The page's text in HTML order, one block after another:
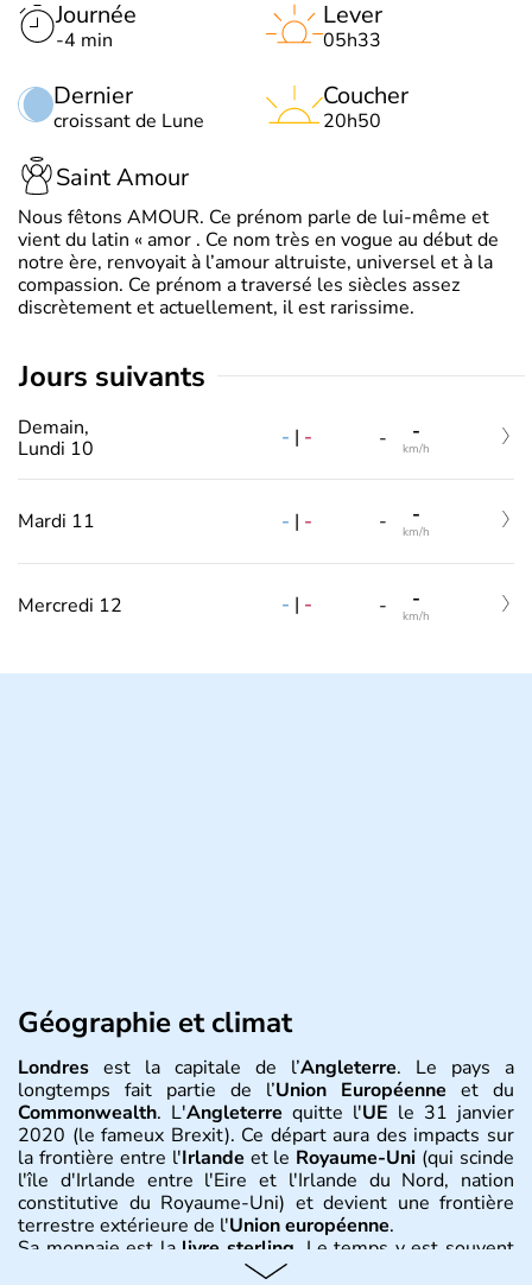
Journée
-4 min
Dernier
croissant de Lune
Lever
05h33
Coucher
20h50
Saint Amour
Nous fêtons AMOUR. Ce prénom parle de lui-même et
vient du latin « amor . Ce nom très en vogue au début de
notre ère, renvoyait à l’amour altruiste, universel et à la
compassion. Ce prénom a traversé les siècles assez
discrètement et actuellement, il est rarissime.
jours suivants
Demain,
Lundi 10
- | - - -
km/h
Mardi 11 - | - - -
km/h
Mercredi 12 - | - - -
km/h
Géographie et climat
Londres est la capitale de l’Angleterre. Le pays a
longtemps fait partie de l’Union Européenne et du
Commonwealth. L'Angleterre quitte l'UE le 31 janvier
2020 (le fameux Brexit). Ce départ aura des impacts sur
la frontière entre l'Irlande et le Royaume-Uni (qui scinde
l'île d'Irlande entre l'Eire et l'Irlande du Nord, nation
constitutive du Royaume-Uni) et devient une frontière
terrestre extérieure de l'Union européenne.
Sa monnaie est lalivre sterling . Le temps y est souvent
instable avec de nombreuses précipitations : il s’agit d’un